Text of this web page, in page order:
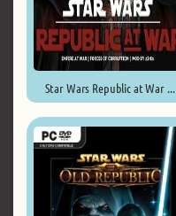
Star Wars Republic at War ...